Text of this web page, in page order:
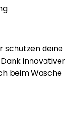
schützen deine
innovativer
beim Wäsche